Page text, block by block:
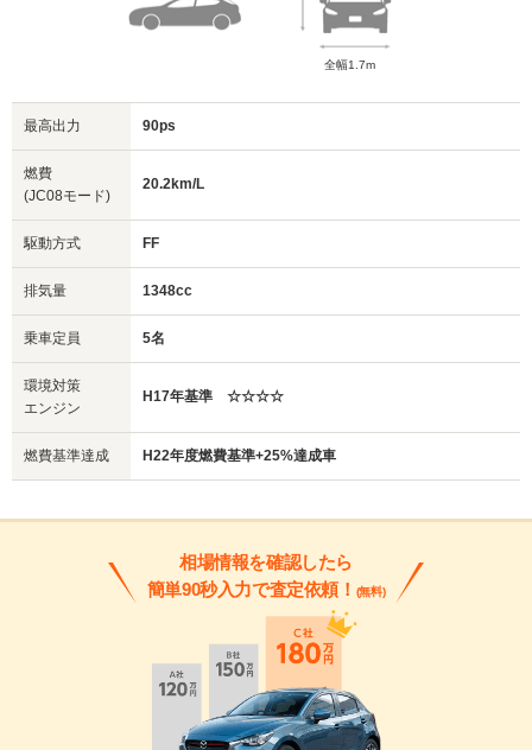
全幅1.7m
最高出力 90ps
燃費
(JC08モード)
20.2km/L
駆動方式 FF
排気量 1348cc
乗車定員 5名
環境対策
エンジン
H17年基準 ☆☆☆☆
燃費基準達成 H22年度燃費基準+25%達成車
相場情報を確認したら
簡単90秒入力で査定依頼！ (無料)